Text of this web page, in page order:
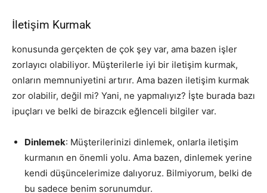
İletişim Kurmak
konusunda gerçekten de çok şey var, ama bazen işler
zorlayıcı olabiliyor. Müşterilerle iyi bir iletişim kurmak,
onların memnuniyetini artırır. Ama bazen iletişim kurmak
zor olabilir, değil mi? Yani, ne yapmalıyız? İşte burada bazı
ipuçları ve belki de birazcık eğlenceli bilgiler var.
Dinlemek: Müşterilerinizi dinlemek, onlarla iletişim
kurmanın en önemli yolu. Ama bazen, dinlemek yerine
kendi düşüncelerimize dalıyoruz. Bilmiyorum, belki de
bu sadece benim sorunumdur.